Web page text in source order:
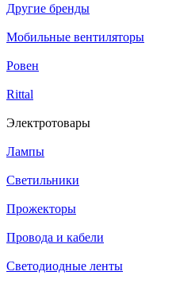
Другие бренды
Мобильные вентиляторы
Ровен
Rittal
Электротовары
Лампы
Светильники
Прожекторы
Провода и кабели
Светодиодные ленты